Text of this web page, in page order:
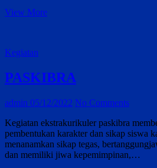
View MorePMR
Kegiatan
PASKIBRA
admin 05/12/2022 No Comments
Kegiatan ekstrakurikuler paskibra
pembentukan karakter dan sikap siswa
menanamkan sikap tegas,
dan memiliki jiwa kepemimpinan,…